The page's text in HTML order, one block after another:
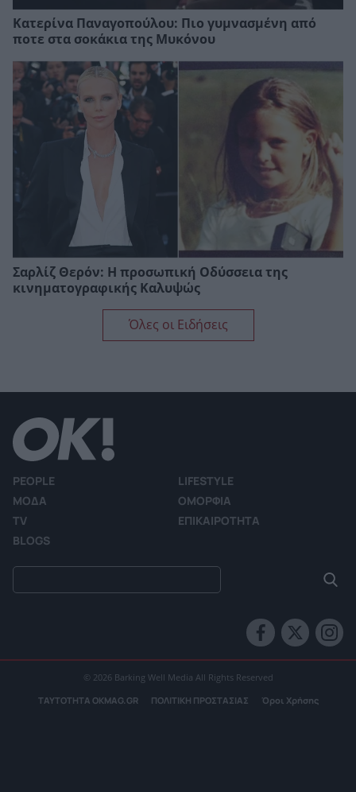
Κατερίνα Παναγοπούλου: Πιο γυμνασμένη από
ποτε στα σοκάκια της Μυκόνου
Σαρλίζ Θερόν: Η προσωπική Οδύσσεια της
κινηματογραφικής Καλυψώς
Όλες οι Ειδήσεις
PEOPLE
LIFESTYLE
ΜΟΔΑ
ΟΜΟΡΦΙΑ
TV
ΕΠΙΚΑΙΡΟΤΗΤΑ
BLOGS
© 2026 Barking Well Media All Rights Reserved
ΤΑΥΤΟΤΗΤΑ OKMAG.GR ΠΟΛΙΤΙΚΗ ΠΡΟΣΤΑΣΙΑΣ Όροι Χρήσης